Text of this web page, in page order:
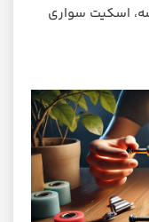
اسکیت سواری